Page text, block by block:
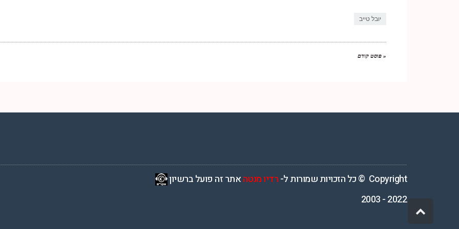
יובל טייב
« פוסט קודם
Copyright © כל הזכויות שמורות ל- רדיו מנטהאתר זה פועל ברשיון
2022 - 2003